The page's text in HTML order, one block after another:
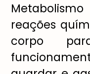
reações
corpo